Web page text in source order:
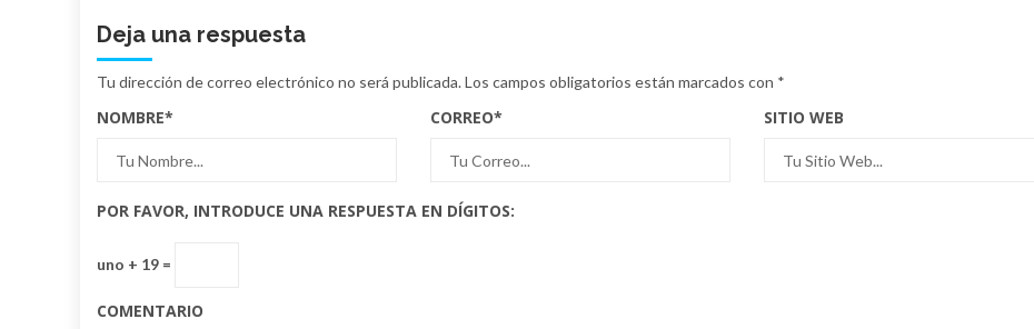
Deja una respuesta
Tu dirección de correo electrónico no será publicada.Los campos obligatorios están marcados con *
NOMBRE* CORREO* SITIO WEB
POR FAVOR, INTRODUCE UNA RESPUESTA EN DÍGITOS:
uno + 19 =
COMENTARIO